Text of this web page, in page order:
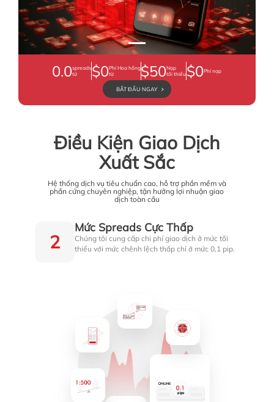
Tìm hiểu thêm
0.0spreads
từ
$0Phí Hoa hồng
từ
$50Nạp
tối thiểu $0Phí nạp
BẮT ĐẦU NGAY
Điều Kiện Giao Dịch
Xuất Sắc
Hệ thống dịch vụ tiêu chuẩn cao, hỗ trợ phần mềm và
phần cứng chuyên nghiệp, tận hưởng lợi nhuận giao
dịch toàn cầu
2
Mức Spreads Cực Thấp
Chúng tôi cung cấp chi phí giao dịch ở mức tối
thiểu với mức chênh lệch thấp chỉ ở mức 0,1 pip.